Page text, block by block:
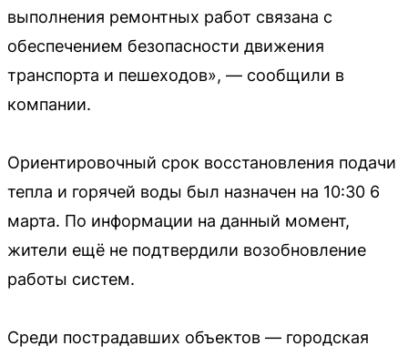
выполнения ремонтных работ связана с
обеспечением безопасности движения
транспорта и пешеходов», — сообщили в
компании.
Ориентировочный срок восстановления подачи
тепла и горячей воды был назначен на 10:30 6
марта. По информации на данный момент,
жители ещё не подтвердили возобновление
работы систем.
Среди пострадавших объектов — городская